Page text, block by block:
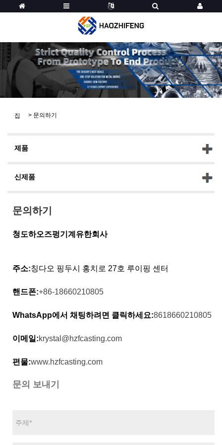
집 > 문의하기
제품
신제품
문의하기
청도하오즈펑기계유한회사
주소:칭다오 핑두시 홍치로 27호 루이핑 센터
핸드폰:+86-18660210805
WhatsApp에서 채팅하려면 클릭하세요:8618660210805
이메일:krystal@hzfcasting.com
편물:www.hzfcasting.com
문의 보내기